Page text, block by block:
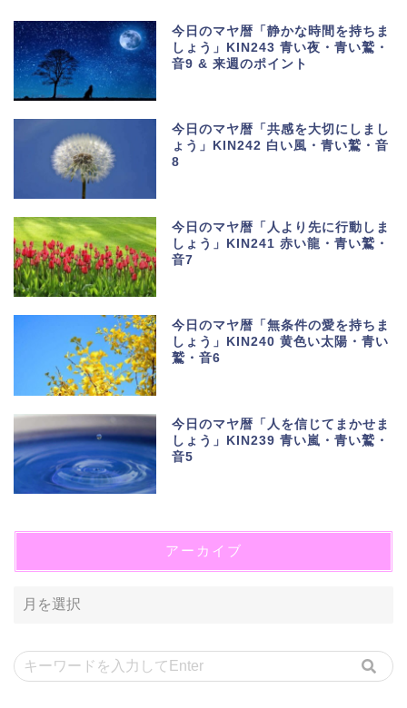
今日のマヤ暦「静かな時間を持ちま
しょう」KIN243 青い夜・青い鷲・
音9 & 来週のポイント
今日のマヤ暦「共感を大切にしまし
ょう」KIN242 白い風・青い鷲・音
8
今日のマヤ暦「人より先に行動しま
しょう」KIN241 赤い龍・青い鷲・
音7
今日のマヤ暦「無条件の愛を持ちま
しょう」KIN240 黄色い太陽・青い
鷲・音6
今日のマヤ暦「人を信じてまかせま
しょう」KIN239 青い嵐・青い鷲・
音5
アーカイブ